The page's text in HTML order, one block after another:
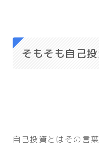
そもそも自己
自己投資とはその言葉